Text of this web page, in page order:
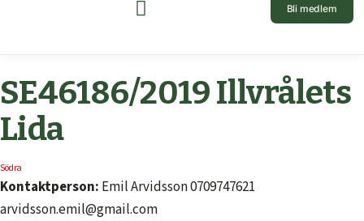
Bli medlem
SE46186/2019 Illvrålets
Lida
Södra
Kontaktperson: Emil Arvidsson 0709747621
arvidsson.emil@gmail.com